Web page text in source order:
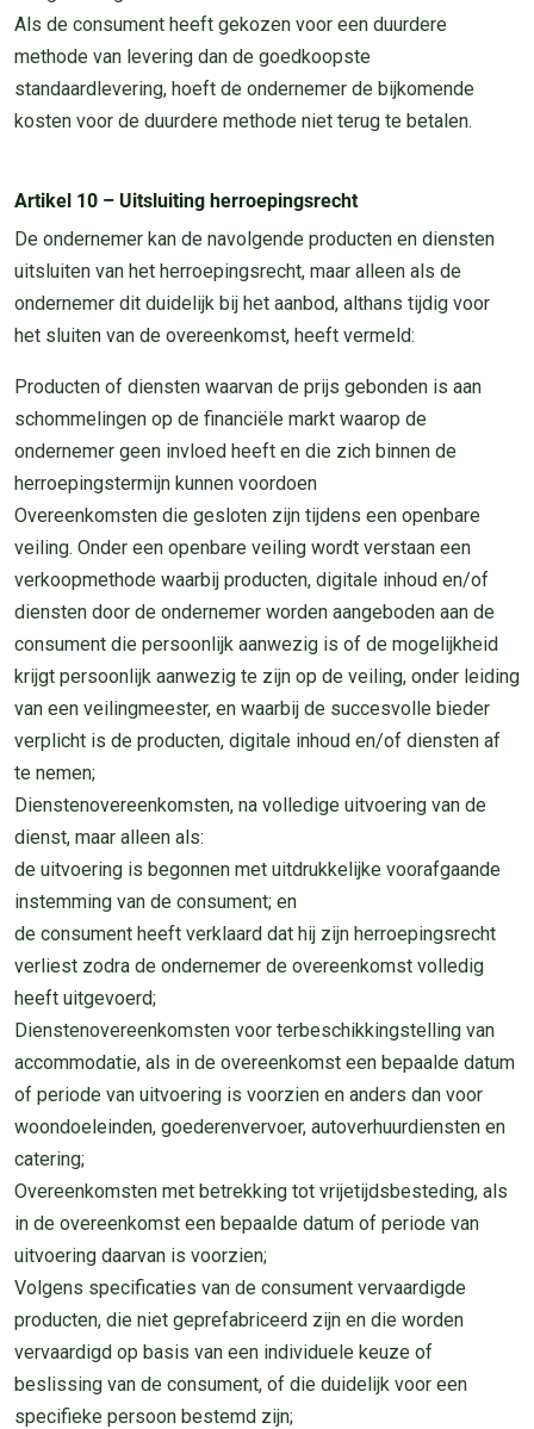
Als de consument heeft gekozen voor een duurdere
methode van levering dan de goedkoopste
standaardlevering, hoeft de ondernemer de bijkomende
kosten voor de duurdere methode niet terug te betalen.
Artikel 10 – Uitsluiting herroepingsrecht
De ondernemer kan de navolgende producten en diensten
uitsluiten van het herroepingsrecht, maar alleen als de
ondernemer dit duidelijk bij het aanbod, althans tijdig voor
het sluiten van de overeenkomst, heeft vermeld:
Producten of diensten waarvan de prijs gebonden is aan
schommelingen op de financiële markt waarop de
ondernemer geen invloed heeft en die zich binnen de
herroepingstermijn kunnen voordoen
Overeenkomsten die gesloten zijn tijdens een openbare
veiling. Onder een openbare veiling wordt verstaan een
verkoopmethode waarbij producten, digitale inhoud en/of
diensten door de ondernemer worden aangeboden aan de
consument die persoonlijk aanwezig is of de mogelijkheid
krijgt persoonlijk aanwezig te zijn op de veiling, onder leiding
van een veilingmeester, en waarbij de succesvolle bieder
verplicht is de producten, digitale inhoud en/of diensten af
te nemen;
Dienstenovereenkomsten, na volledige uitvoering van de
dienst, maar alleen als:
de uitvoering is begonnen met uitdrukkelijke voorafgaande
instemming van de consument; en
de consument heeft verklaard dat hij zijn herroepingsrecht
verliest zodra de ondernemer de overeenkomst volledig
heeft uitgevoerd;
Dienstenovereenkomsten voor terbeschikkingstelling van
accommodatie, als in de overeenkomst een bepaalde datum
of periode van uitvoering is voorzien en anders dan voor
woondoeleinden, goederenvervoer, autoverhuurdiensten en
catering;
Overeenkomsten met betrekking tot vrijetijdsbesteding, als
in de overeenkomst een bepaalde datum of periode van
uitvoering daarvan is voorzien;
Volgens specificaties van de consument vervaardigde
producten, die niet geprefabriceerd zijn en die worden
vervaardigd op basis van een individuele keuze of
beslissing van de consument, of die duidelijk voor een
specifieke persoon bestemd zijn;